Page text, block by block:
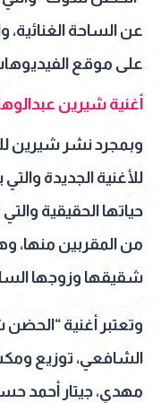
عن الساحة
على موقع
أغنية شيرين عبدالوهاب
وبمجرد نشر شيرين
للأغنية الجديدة
حياتها الحقيقية
من المقربين منها،
شقيقها وزوجها
وتعتبر أغنية
الشافعي، توزيع
مهدي، جيتار أحمد